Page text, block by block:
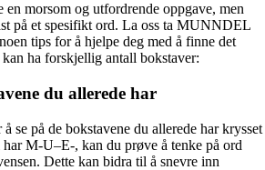
morsom og utfordrende oppgave, men
på et spesifikt ord. La oss ta MUNNDEL
tips for å hjelpe deg med å finne det
ha forskjellig antall bokstaver:
du allerede har
se på de bokstavene du allerede har krysset
M-U–E-, kan du prøve å tenke på ord
Dette kan bidra til å snevre inn